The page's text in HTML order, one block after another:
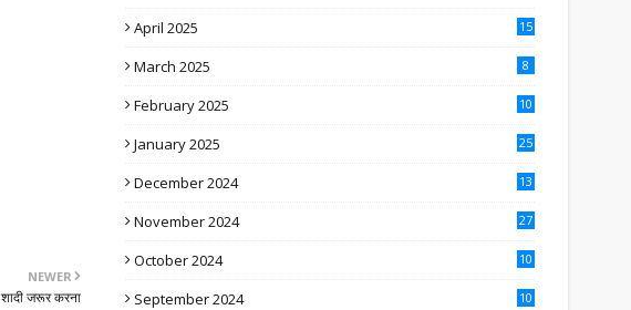
NEWER
शादी जरूर करना
April 2025 15
March 2025 8
February 2025 10
January 2025 25
December 2024 13
November 2024 27
October 2024 10
September 2024 10